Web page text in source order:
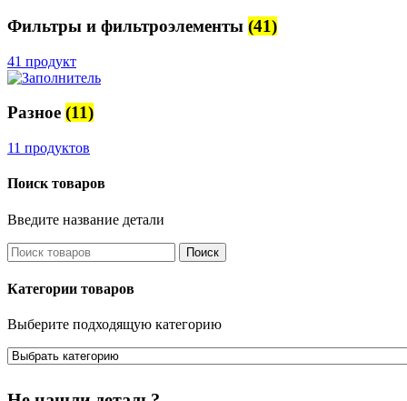
Фильтры и фильтроэлементы (41)
41 продукт
Разное (11)
11 продуктов
Поиск товаров
Введите название детали
Поиск
Категории товаров
Выберите подходящую категорию